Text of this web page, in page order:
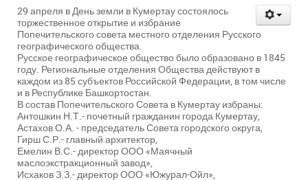
29 апреля в День земли в Кумертау состоялось
торжественное открытие и избрание
Попечительского совета местного отделения Русского
географического общества.
Русское географическое общество было образовано в 1845
году. Региональные отделения Общества действуют в
каждом из 85 субъектов Российской Федерации, в том числе
и в Республике Башкортостан.
В состав Попечительского Совета в Кумертау избраны:
Антошкин Н.Т.- почетный гражданин города Кумертау,
Астахов О.А. - председатель Совета городского округа,
Гирш С.Р.- главный архитектор,
Емелин В.С.- директор ООО «Маячный
маслоэкстракционный завод»,
Исхаков З.З.- директор ООО «Южурал-Ойл»,